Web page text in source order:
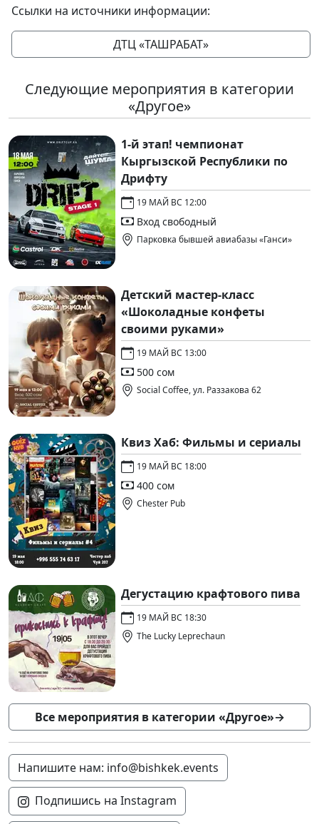
Ссылки на источники информации:
ДТЦ «ТАШРАБАТ»
Следующие мероприятия в категории
«Другое»
1-й этап! чемпионат
Кыргызской Республики по
Дрифту
19 МАЙ ВС 12:00
Вход свободный
Парковка бывшей авиабазы «Ганси»
Детский мастер-класс
«Шоколадные конфеты
своими руками»
19 МАЙ ВС 13:00
500 сом
Social Coffee, ул. Раззакова 62
Квиз Хаб: Фильмы и сериалы
19 МАЙ ВС 18:00
400 сом
Chester Pub
Дегустацию крафтового пива
19 МАЙ ВС 18:30
The Lucky Leprechaun
Все мероприятия в категории «Другое»→
Напишите нам: info@bishkek.events
Подпишись на Instagram